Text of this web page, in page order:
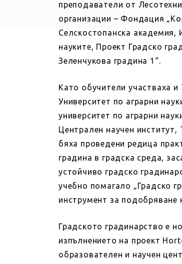
преподаватели от
организации – Фондация
Селскостопанска академия,
науките, Проект Градско
Зеленчукова градина 1“.
Като обучители участваха и
Университет по аграрни
университет по аграрни
Централен научен
бяха проведени редица
градина в градска среда,
устойчиво градско
учебно помагало „Градско
инструмент за подобряване
Градското градинарство е
изпълнението на проект
образователен и научен